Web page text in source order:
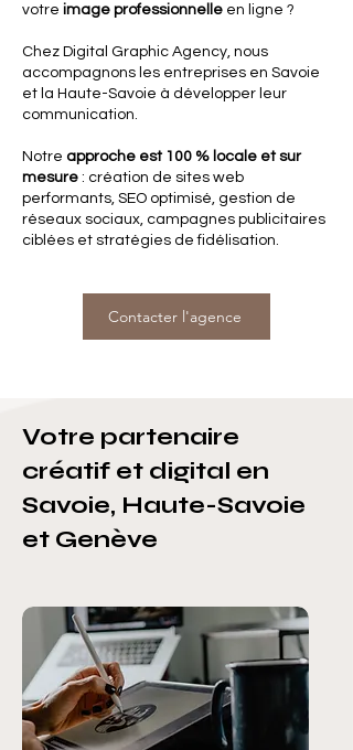
votre image professionnelle en ligne ?
Chez Digital Graphic Agency, nous
accompagnons les entreprises en Savoie
et la Haute-Savoie à développer leur
communication.
Notre approche est 100 % locale et sur
mesure : création de sites web
performants, SEO optimisé, gestion de
réseaux sociaux, campagnes publicitaires
ciblées et stratégies de fidélisation.
Contacter l'agence
Votre partenaire
créatif et digital en
Savoie, Haute-Savoie
et Genève